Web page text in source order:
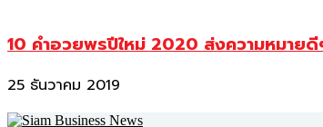
10 คำอวยพรปีใหม่ 2020 ส่งความหมาย
25 ธันวาคม 2019